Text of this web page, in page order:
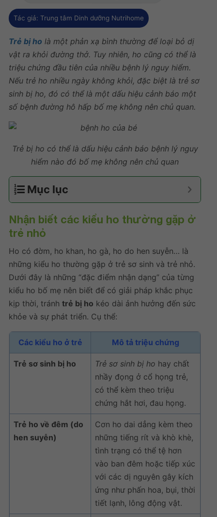
Tác giả: Trung tâm Dinh dưỡng Nutrihome
Trẻ bị ho là một phản xạ bình thường để loại bỏ dị
vật ra khỏi đường thở. Tuy nhiên, ho cũng có thể là
triệu chứng đầu tiên của nhiều bệnh lý nguy hiểm.
Nếu trẻ ho nhiều ngày không khỏi, đặc biệt là trẻ sơ
sinh bị ho, đó có thể là một dấu hiệu cảnh báo một
số bệnh đường hô hấp bố mẹ không nên chủ quan.
Trẻ bị ho có thể là dấu hiệu cảnh báo bệnh lý nguy
hiểm nào đó bố mẹ không nên chủ quan
Mục lục
Nhận biết các kiểu ho thường gặp ở
trẻ nhỏ
Ho có đờm, ho khan, ho gà, ho do hen suyễn… là
những kiểu ho thường gặp ở trẻ sơ sinh và trẻ nhỏ.
Dưới đây là những “đặc điểm nhận dạng” của từng
kiểu ho bố mẹ nên biết để có giải pháp khắc phục
kịp thời, tránh trẻ bị ho kéo dài ảnh hưởng đến sức
khỏe và sự phát triển. Cụ thể:
Các kiểu ho ở trẻ Mô tả triệu chứng
Trẻ sơ sinh bị ho Trẻ sơ sinh bị ho hay chất
nhầy đọng ở cổ họng trẻ,
có thể kèm theo triệu
chứng hắt hơi, đau họng.
Trẻ ho về đêm (do
hen suyễn)
Cơn ho dai dẳng kèm theo
những tiếng rít và khò khè,
tình trạng có thể tệ hơn
vào ban đêm hoặc tiếp xúc
với các dị nguyên gây kích
ứng như phấn hoa, bụi, thời
tiết lạnh, lông động vật.